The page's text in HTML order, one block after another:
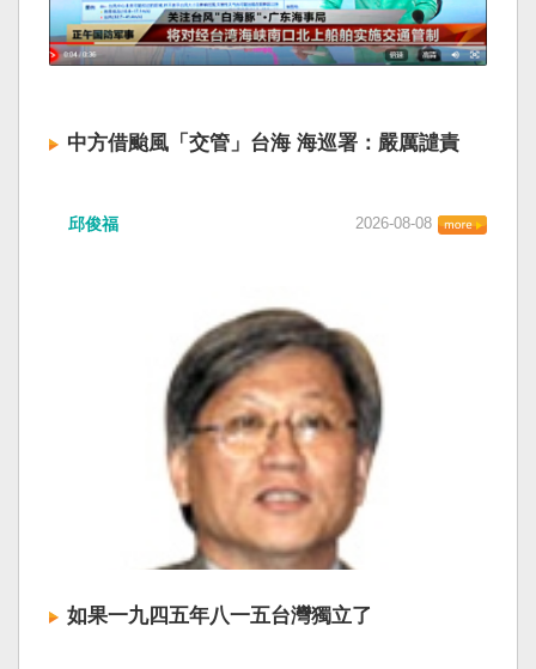
中方借颱風「交管」台海 海巡署：嚴厲譴責
「將對經過台灣海峽南口北上船舶實施交通管
視網） 陸委會：中共無理粗魯聲明 極其可笑 中國
廣東海事局公告，受到颱風白海豚影響，「將對
經過台灣海峽南口北上船舶實施交通管制」。海
巡署昨晚嚴正駁斥，強調中國無任何權利在台灣
海峽實施交通管制。陸委會也表示，中共假借颱
風名義聲稱管制相關海域，違反聯合國海洋法公
約等國際規範，「中共有關部門的無理粗魯聲明
是對國際秩序與規範的無知、漠視與踐踏，極其
可笑」。 中國海事局官網六日公告，颱風白海豚
將影響台灣海峽及周邊海域，廣東海事局決定六
日晚間六時起，對經過台灣海峽南口北上船舶實
施交通管制，各船舶必須遵守交通管制要求，聽
從現場海事管理機構指揮。 海巡署昨表示，台灣
邱俊福 2026-08-08
如果一九四五年八一五台灣獨立了